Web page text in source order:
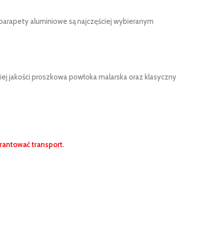
aluminiowe są najczęściej wybieranym
jakości proszkowa powłoka malarska oraz klasyczny
transport.